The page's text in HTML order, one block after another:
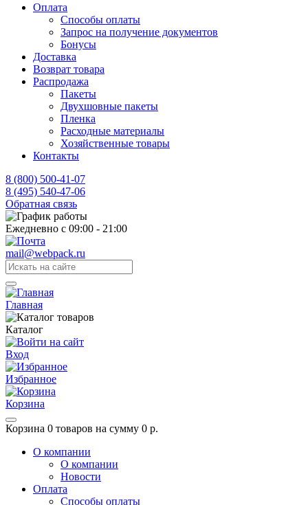
Оплата
Способы оплаты
Запрос на получение документов
Бонусы
Доставка
Возврат товара
Распродажа
Пакеты
Двухшовные пакеты
Пленка
Расходные материалы
Хозяйственные товары
Контакты
8 (800) 500-41-07
8 (495) 540-47-06
Обратная связь
Ежедневно с 09:00 - 21:00
mail@webpack.ru
Главная
Каталог
Вход
Избранное
Корзина
Корзина 0 товаров на сумму 0 р.
О компании
О компании
Новости
Оплата
Способы оплаты